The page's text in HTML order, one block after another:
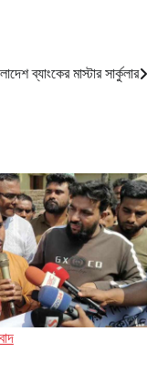
ব্যাংকের মাস্টার সার্কুলার